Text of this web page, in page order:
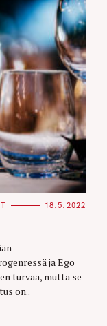
18.5.2022
ja Ego
turvaa, mutta se
on..